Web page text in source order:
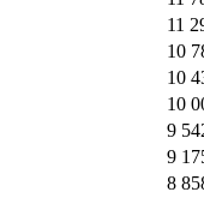
11
10
10
10
9
9
8